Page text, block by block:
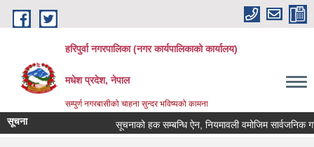
Skip to main content
हरिपुर्वा नगरपालिका (नगर कार्यपालिकाको कार्यालय)
मधेश प्रदेश, नेपाल
सम्पुर्ण नगरबासीको चाहना सुन्दर भविष्यको कामना
सूचना सूचनाको हक सम्बन्धि ऐन, नियमावली वमोजिम सार्वजनिक